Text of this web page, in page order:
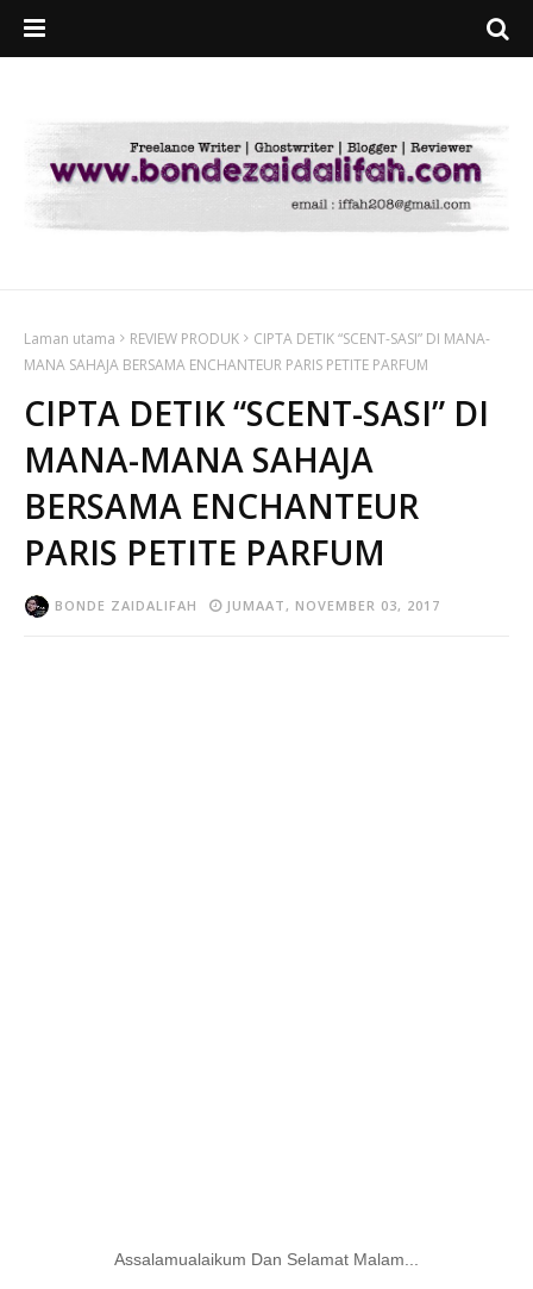
Laman utama REVIEW PRODUK
CIPTA DETIK “SCENT-SASI” DI MANA-
MANA SAHAJA BERSAMA ENCHANTEUR PARIS PETITE PARFUM
CIPTA DETIK “SCENT-SASI” DI
MANA-MANA SAHAJA
BERSAMA ENCHANTEUR
PARIS PETITE PARFUM
BONDE ZAIDALIFAH JUMAAT, NOVEMBER 03, 2017
Assalamualaikum Dan Selamat Malam...